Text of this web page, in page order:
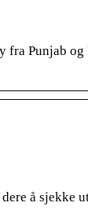
fra Punjab
å sjekke